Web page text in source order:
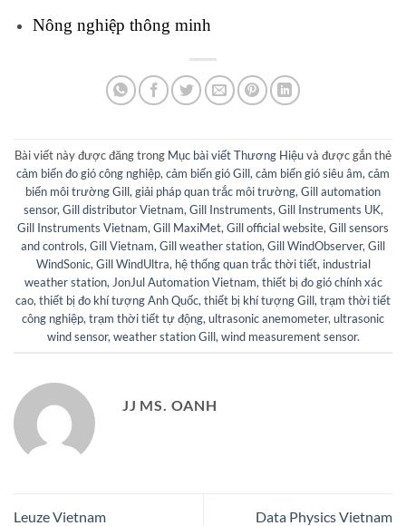
Nông nghiệp thông minh
Bài viết này được đăng trong Mục bài viết Thương Hiệuvà được gắn thẻ
cảm biến đo gió công nghiệp, cảm biến gió Gill, cảm biến gió siêu âm, cảm
biến môi trường Gill, giải pháp quan trắc môi trường, Gill automation
sensor, Gill distributor Vietnam, Gill Instruments, Gill Instruments UK,
Gill Instruments Vietnam, Gill MaxiMet, Gill official website, Gill sensors
and controls, Gill Vietnam, Gill weather station, Gill WindObserver, Gill
WindSonic, Gill WindUltra, hệ thống quan trắc thời tiết, industrial
weather station, JonJul Automation Vietnam, thiết bị đo gió chính xác
cao, thiết bị đo khí tượng Anh Quốc, thiết bị khí tượng Gill, trạm thời tiết
công nghiệp, trạm thời tiết tự động, ultrasonic anemometer, ultrasonic
wind sensor, weather station Gill, wind measurement sensor.
JJ MS. OANH
Leuze Vietnam Data Physics Vietnam